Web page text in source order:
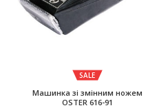
SALE
Машинка зі змінним ножем
OSTER 616-91